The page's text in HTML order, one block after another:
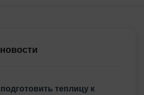
теплицу к